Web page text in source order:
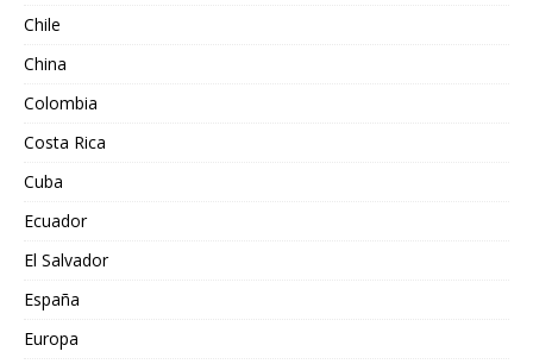
Chile
China
Colombia
Costa Rica
Cuba
Ecuador
El Salvador
España
Europa